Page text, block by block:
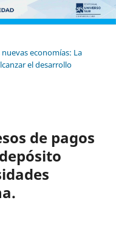
economías: La
el desarrollo
de pagos